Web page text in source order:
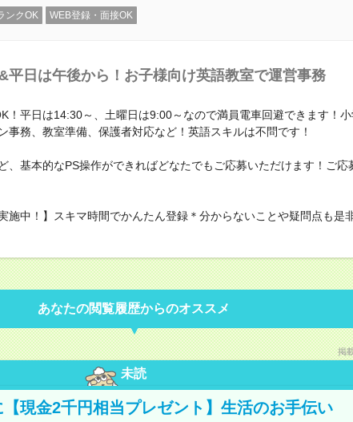
ンクOK WEB登録・面接OK
平日は午後から！お子様向け英語教室で運営事務
！平日は14:30～、土曜日は9:00～なので満員電車回避できます！小
事務、教室準備、保護者対応など！英語スキルは不問です！
、基本的なPS操作ができればどなたでもご応募いただけます！ご応
施中！】スキマ時間でかんたん登録＊分からないことや疑問点も是
あなたの閲覧履歴からのオススメ
掲
未読
現金2千円相当プレゼント】生活のお手伝い